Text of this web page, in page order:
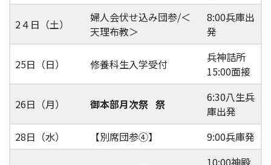
2４日（土）
婦人会伏せ込み団参/＜
天理布教＞
8:00兵庫出
発
25日（日） 修養科生入学受付
兵神詰所
15:00面接
26日（月） 御本部月次祭 祭
6:30八生兵
庫出発
28日（水）
【別席団参④】 9:00兵庫発